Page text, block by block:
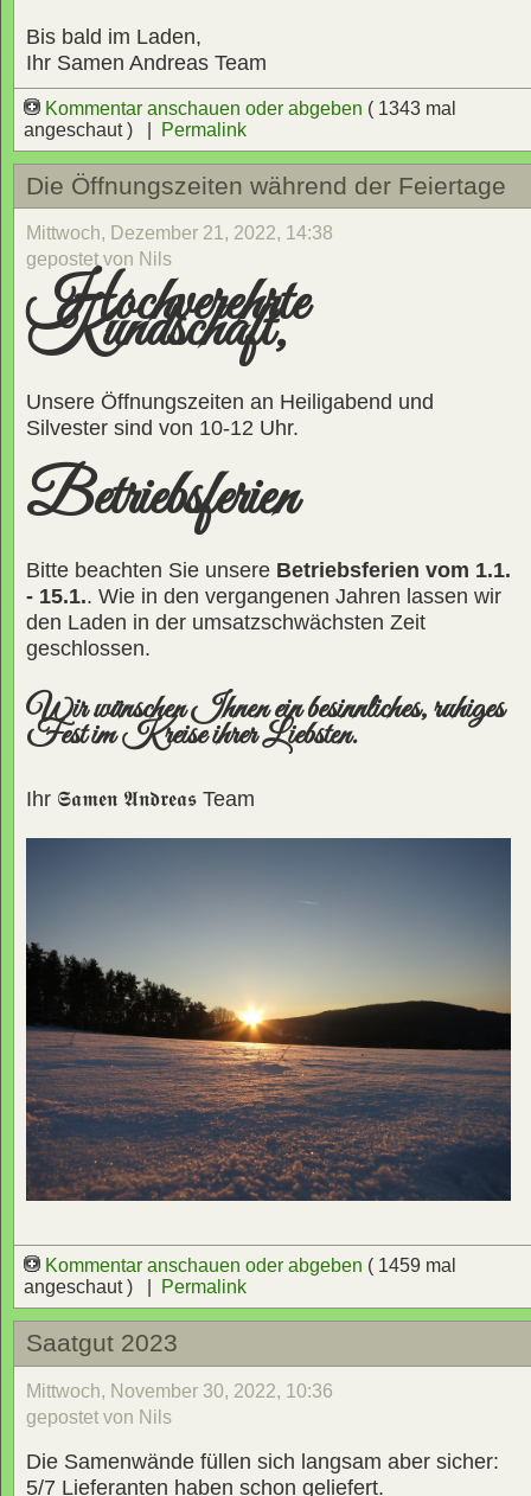
Bis bald im Laden,
Ihr Samen Andreas Team
Kommentar anschauen oder abgeben ( 1343 mal
angeschaut ) |
Permalink
Die Öffnungszeiten während der Feiertage
Mittwoch, Dezember 21, 2022, 14:38
gepostet von Nils
Hochverehrte
Kundschaft,
Unsere Öffnungszeiten an Heiligabend und
Silvester sind von 10-12 Uhr.
Betriebsferien
Bitte beachten Sie unsere Betriebsferien vom 1.1.
- 15.1.. Wie in den vergangenen Jahren lassen wir
den Laden in der umsatzschwächsten Zeit
geschlossen.
Wir wünschen Ihnen ein besinnliches, ruhiges
Fest im Kreise ihrer Liebsten.
Ihr 𝕾𝖆𝖒𝖊𝖓 𝕬𝖓𝖉𝖗𝖊𝖆𝖘 Team
Kommentar anschauen oder abgeben ( 1459 mal
angeschaut ) |
Permalink
Saatgut 2023
Mittwoch, November 30, 2022, 10:36
gepostet von Nils
Die Samenwände füllen sich langsam aber sicher:
5/7 Lieferanten haben schon geliefert.